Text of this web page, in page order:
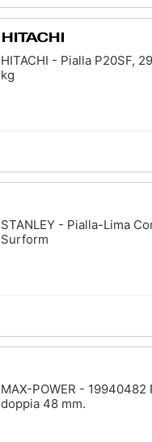
HITACHI - Pialla P20SF,
kg
STANLEY - Pialla-Lima
Surform
MAX-POWER - 19940482
doppia 48 mm.